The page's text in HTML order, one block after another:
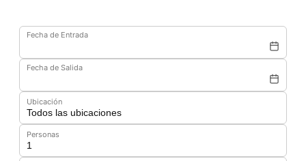
Fecha de Entrada
Fecha de Salida
Ubicación
Personas